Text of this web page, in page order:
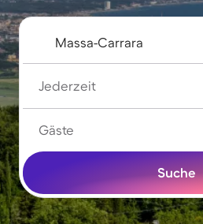
Jederzeit
Gäste
Suche